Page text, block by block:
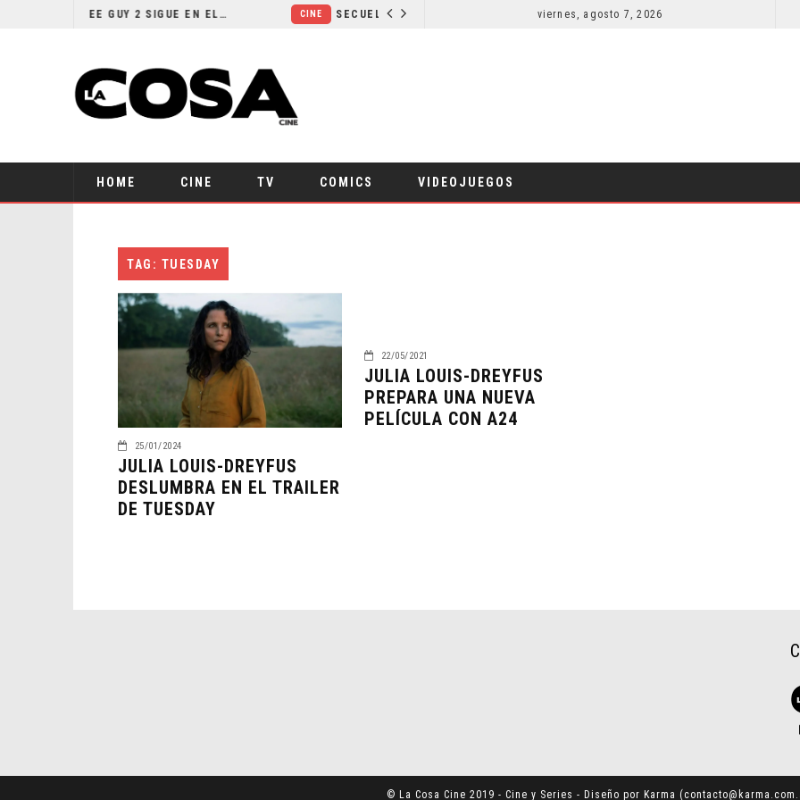
¿POR QUÉ FREE GUY 2 SIGUE EN EL LIMBO? CINE
viernes, agosto 7, 2026
HOME CINE TV COMICS VIDEOJUEGOS
TAG: TUESDAY
25/01/2024
JULIA LOUIS-DREYFUS
DESLUMBRA EN EL TRAILER
DE TUESDAY
22/05/2021
JULIA LOUIS-DREYFUS
PREPARA UNA NUEVA
PELÍCULA CON A24
© La Cosa Cine 2019 - Cine y Series - Diseño por Karma (